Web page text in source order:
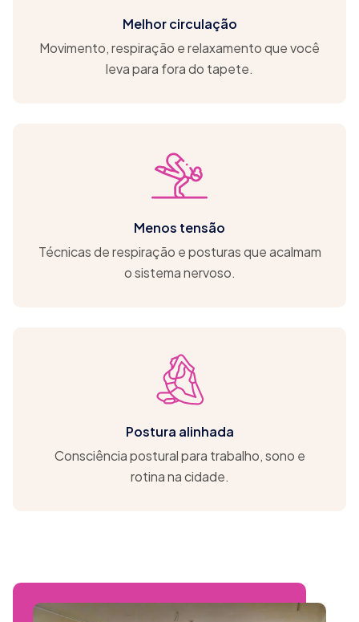
Melhor circulação
Movimento, respiração e relaxamento que você
leva para fora do tapete.
Menos tensão
Técnicas de respiração e posturas que acalmam
o sistema nervoso.
Postura alinhada
Consciência postural para trabalho, sono e
rotina na cidade.